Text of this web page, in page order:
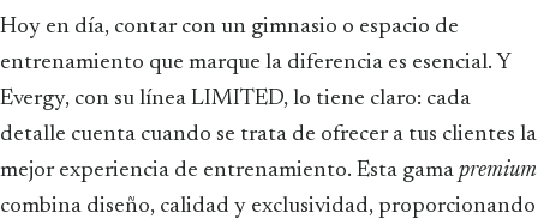
Hoy en día, contar con un gimnasio o espacio de
entrenamiento que marque la diferencia es esencial. Y
Evergy, con su línea LIMITED, lo tiene claro: cada
detalle cuenta cuando se trata de ofrecer a tus clientes la
mejor experiencia de entrenamiento. Esta gama premium
combina diseño, calidad y exclusividad, proporcionando